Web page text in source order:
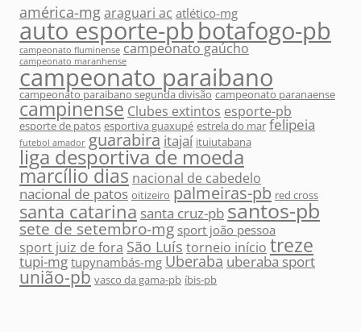
américa-mgaraguari ac atlético-mg
auto esporte-pbbotafogo-pb
campeonato fluminense campeonato gaúcho
campeonato maranhense
campeonato paraibano
campeonato paraibano segunda divisão campeonato paranaense
campinense Clubes extintos esporte-pb
esporte de patos esportiva guaxupé estrela do mar felipeia
futebol amador guarabira itajaí ituiutabana
liga desportiva de moeda
marcílio dias nacional de cabedelo
nacional de patos oitizeiro palmeiras-pb red cross
santa catarina santa cruz-pbsantos-pb
sete de setembro-mg sport joão pessoa
sport juiz de fora São Luís torneio início treze
tupi-mg tupynambás-mg Uberaba uberaba sport
união-pb vasco da gama-pb íbis-pb